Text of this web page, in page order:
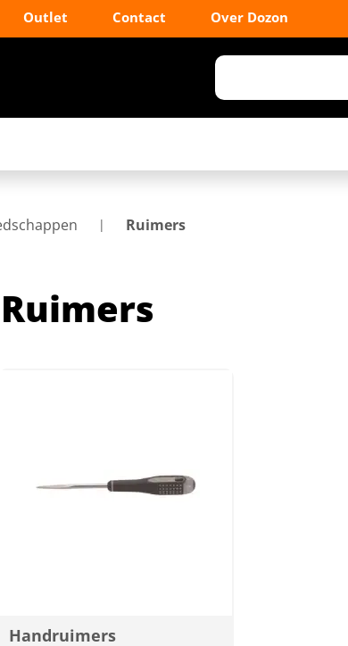
Outlet Contact Over Dozon
Ruimers
Ruimers
Handruimers